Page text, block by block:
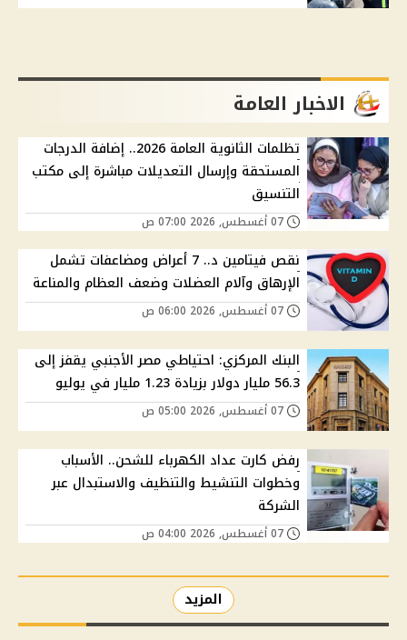
الاخبار العامة
تظلمات الثانوية العامة 2026.. إضافة الدرجات
المستحقة وإرسال التعديلات مباشرة إلى مكتب
التنسيق
نقص فيتامين د.. 7 أعراض ومضاعفات تشمل
الإرهاق وآلام العضلات وضعف العظام والمناعة
البنك المركزي: احتياطي مصر الأجنبي يقفز إلى
56.3 مليار دولار بزيادة 1.23 مليار في يوليو
رفض كارت عداد الكهرباء للشحن.. الأسباب
وخطوات التنشيط والتنظيف والاستبدال عبر
الشركة
المزيد